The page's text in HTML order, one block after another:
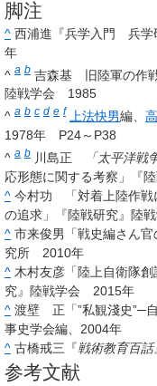
脚注
^ 西浦進『兵学入門 兵
年
^ a b 吉森基 旧陸軍の作
陸戦学会 1985
^ a b c d e f 上法快男編、
1978年 P24～P38
^ a b 川島正 「太平洋戦
応形態に関する考察」『
^ 今村功 「対着上陸作戦
の追求」『陸戦研究』陸
^ 市来俊男「戦史編さん
究所 2010年
^ 木村友彦「陸上自衛隊
究』陸戦学会 2015年
^ 渡壁 正「”私観淺史”─
事史学会編、2004年
^ 古橋戒三『戦術教育百話
参考文献